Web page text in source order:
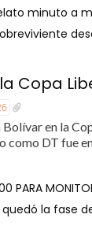
minuto a
Copa
en la
como DT fue
PARA
la fase